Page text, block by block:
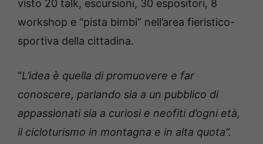
visto 20 talk, escursioni, 30 espositori, 8
workshop e “pista bimbi” nell’area fieristico-
sportiva della cittadina.
“L’idea è quella di promuovere e far
conoscere, parlando sia a un pubblico di
appassionati sia a curiosi e neofiti d’ogni età,
il cicloturismo in montagna e in alta quota”.